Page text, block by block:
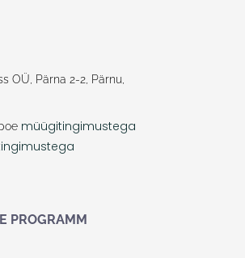
OÜ, Pärna 2-2, Pärnu,
müügitingimustega
PROGRAMM